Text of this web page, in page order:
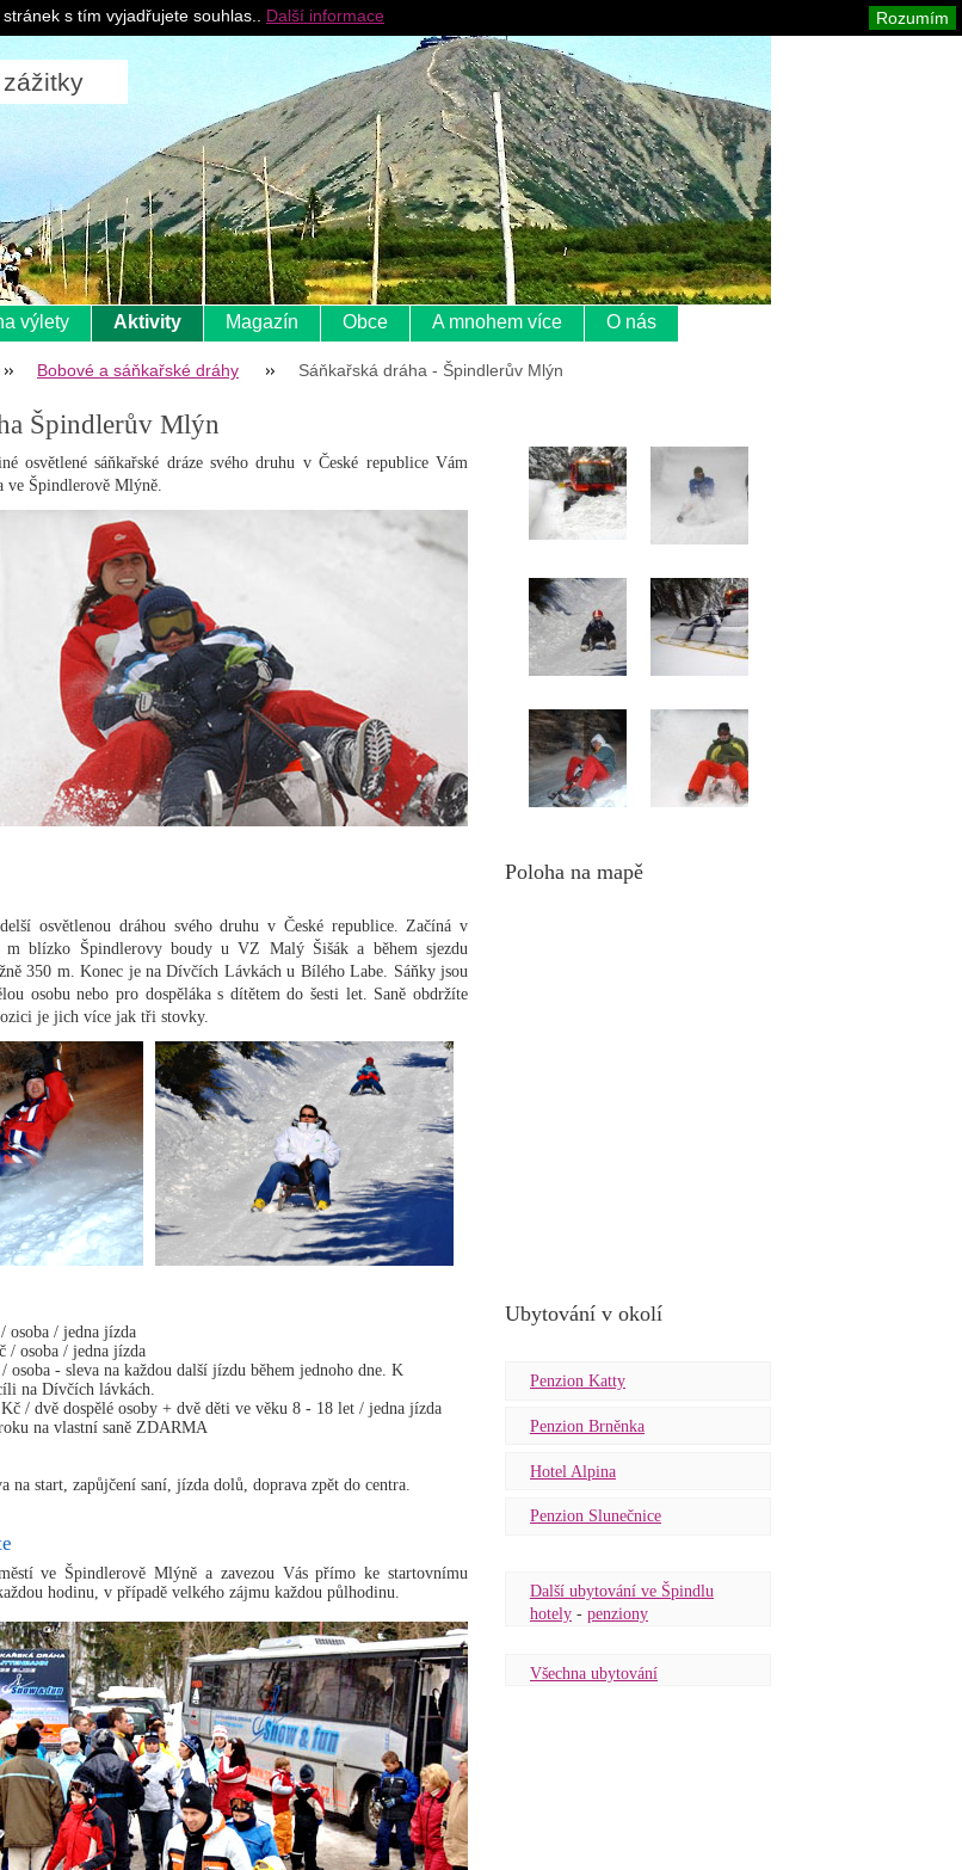
Pro ubytovatele
výlety Aktivity Magazín Obce A mnohem více
O nás
Bobové a sáňkařské dráhy Sáňkařská dráha - Špindlerův Mlýn
Poloha na mapě
Ubytování v okolí
Penzion Katty
Penzion Brněnka
Hotel Alpina
Penzion Slunečnice
Další ubytování ve Špindlu
hotely - penziony
Všechna ubytování
Špindlerův Mlýn
osvětlené sáňkařské dráze svého druhu v České republice Vám
ve Špindlerově Mlýně.
osvětlenou dráhou svého druhu v České republice. Začíná v
m blízko Špindlerovy boudy u VZ Malý Šišák a během sjezdu
350 m. Konec je na Dívčích Lávkách u Bílého Labe. Sáňky jsou
osobu nebo pro dospěláka s dítětem do šesti let. Saně obdržíte
je jich více jak tři stovky.
osoba / jedna jízda
/ osoba / jedna jízda
osoba - sleva na každou další jízdu během jednoho dne. K
na Dívčích lávkách.
/ dvě dospělé osoby + dvě děti ve věku 8 - 18 let / jedna jízda
na vlastní saně ZDARMA
na start, zapůjčení saní, jízda dolů, doprava zpět do centra.
ve Špindlerově Mlýně a zavezou Vás přímo ke startovnímu
hodinu, v případě velkého zájmu každou půlhodinu.
s tím vyjadřujete souhlas.. Rozumím
Další informace